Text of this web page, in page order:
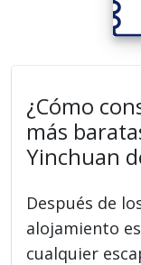
¿Cómo
más
Yinchuan
Después de
alojamiento
cualquier